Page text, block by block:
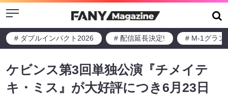
Menu
# ダブルインパクト2026 # 配信延長決定! # M-1グラン
ケビンス第3回単独公演『チメイテ
キ・ミス』が大好評につき6月23日